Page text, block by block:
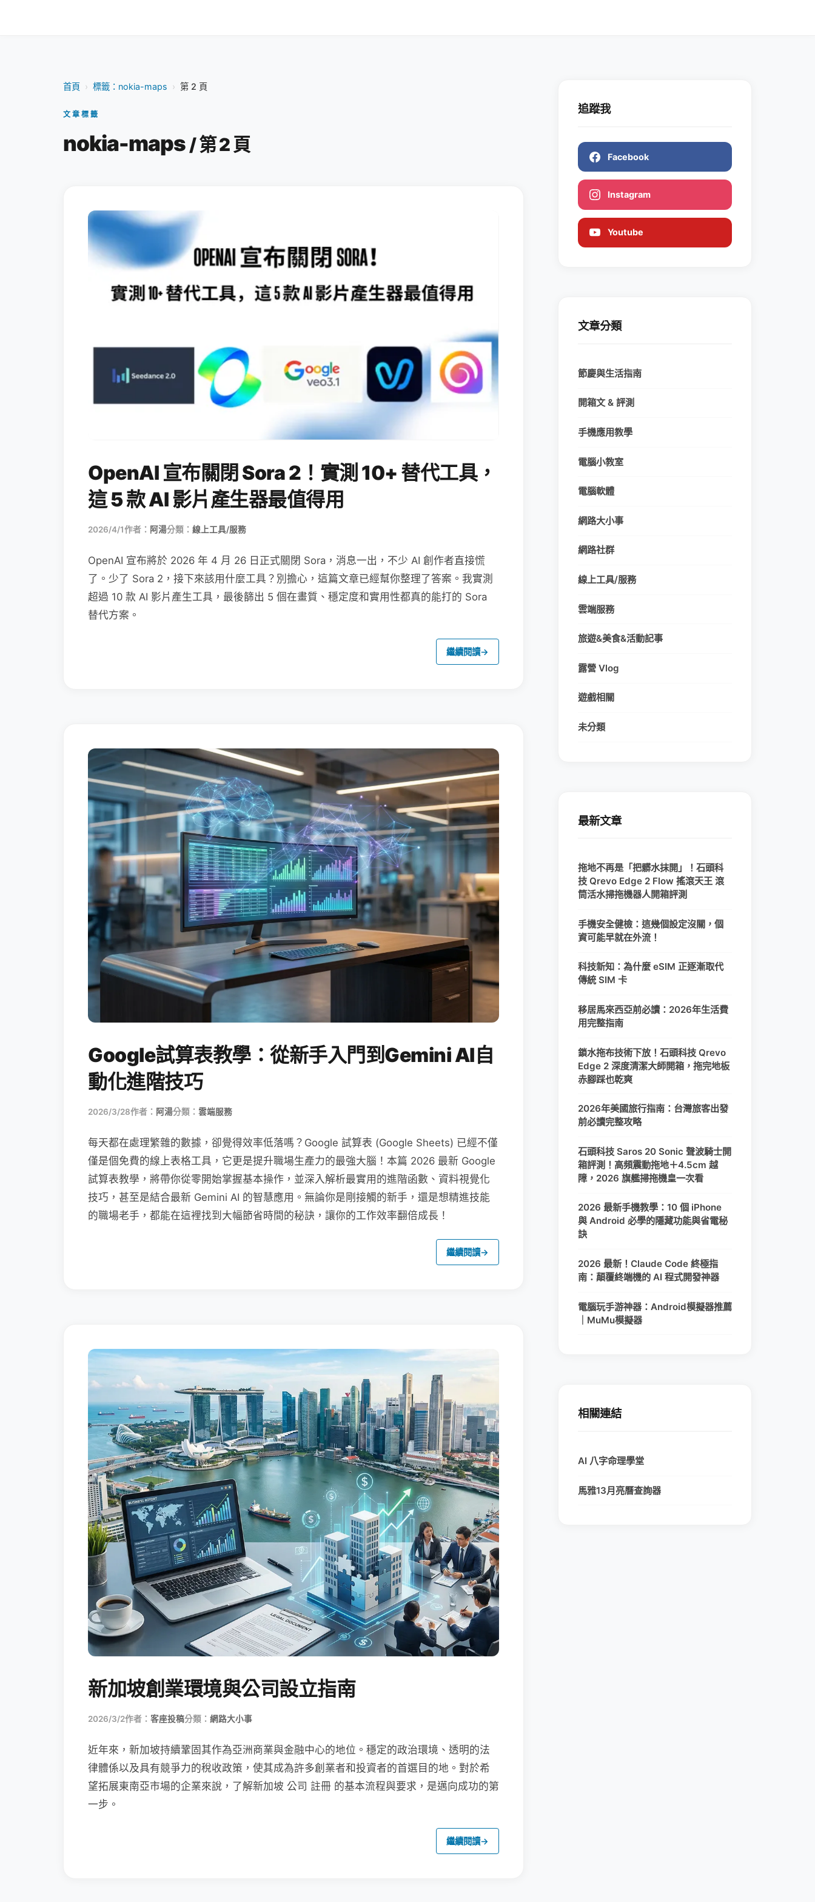
首頁 › 標籤：nokia-maps › 第 2 頁
文章標籤
nokia-maps / 第 2 頁
OpenAI 宣布關閉 Sora 2！實測 10+ 替代工具，
這 5 款 AI 影片產生器最值得用
2026/4/1作者： 阿湯分類： 線上工具/服務
OpenAI 宣布將於 2026 年 4 月 26 日正式關閉 Sora，消息一出，不少 AI 創作者直接慌
了。少了 Sora 2，接下來該用什麼工具？別擔心，這篇文章已經幫你整理了答案。我實測
超過 10 款 AI 影片產生工具，最後篩出 5 個在畫質、穩定度和實用性都真的能打的 Sora
替代方案。
繼續閱讀→
Google試算表教學：從新手入門到Gemini AI自
動化進階技巧
2026/3/28作者： 阿湯分類： 雲端服務
每天都在處理繁雜的數據，卻覺得效率低落嗎？Google 試算表 (Google Sheets) 已經不僅
僅是個免費的線上表格工具，它更是提升職場生產力的最強大腦！本篇 2026 最新 Google
試算表教學，將帶你從零開始掌握基本操作，並深入解析最實用的進階函數、資料視覺化
技巧，甚至是結合最新 Gemini AI 的智慧應用。無論你是剛接觸的新手，還是想精進技能
的職場老手，都能在這裡找到大幅節省時間的秘訣，讓你的工作效率翻倍成長！
繼續閱讀→
新加坡創業環境與公司設立指南
2026/3/2作者： 客座投稿分類： 網路大小事
近年來，新加坡持續鞏固其作為亞洲商業與金融中心的地位。穩定的政治環境、透明的法
律體係以及具有競爭力的稅收政策，使其成為許多創業者和投資者的首選目的地。對於希
望拓展東南亞市場的企業來說，了解新加坡 公司 註冊 的基本流程與要求，是邁向成功的第
一步。
繼續閱讀→
追蹤我
Facebook
Instagram
Youtube
文章分類
節慶與生活指南
開箱文 & 評測
手機應用教學
電腦小教室
電腦軟體
網路大小事
網路社群
線上工具/服務
雲端服務
旅遊&美食&活動記事
露營 Vlog
遊戲相關
未分類
最新文章
拖地不再是「把髒水抹開」！石頭科
技 Qrevo Edge 2 Flow 搖滾天王 滾
筒活水掃拖機器人開箱評測
手機安全健檢：這幾個設定沒關，個
資可能早就在外流！
科技新知：為什麼 eSIM 正逐漸取代
傳統 SIM 卡
移居馬來西亞前必讀：2026年生活費
用完整指南
鎖水拖布技術下放！石頭科技 Qrevo
Edge 2 深度清潔大師開箱，拖完地板
赤腳踩也乾爽
2026年美國旅行指南：台灣旅客出發
前必讀完整攻略
石頭科技 Saros 20 Sonic 聲波騎士開
箱評測！高頻震動拖地＋4.5cm 越
障，2026 旗艦掃拖機皇一次看
2026 最新手機教學：10 個 iPhone
與 Android 必學的隱藏功能與省電秘
訣
2026 最新！Claude Code 終極指
南：顛覆終端機的 AI 程式開發神器
電腦玩手游神器：Android模擬器推薦
｜MuMu模擬器
相關連結
AI 八字命理學堂
馬雅13月亮曆查詢器